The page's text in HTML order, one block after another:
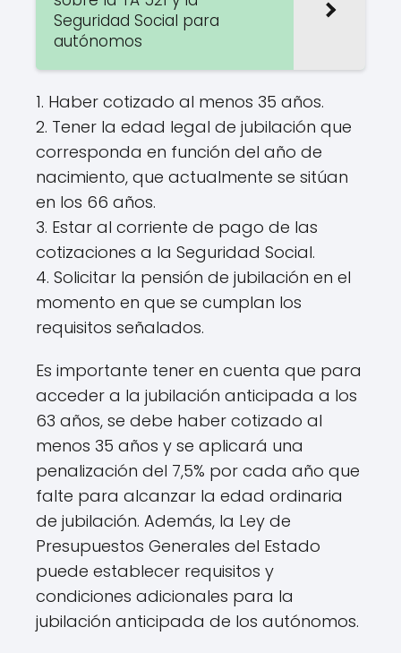
Seguridad Social para
autónomos
1. Haber cotizado al menos 35 años.
2. Tener la edad legal de jubilación que
corresponda en función del año de
nacimiento, que actualmente se sitúan
en los 66 años.
3. Estar al corriente de pago de las
cotizaciones a la Seguridad Social.
4. Solicitar la pensión de jubilación en el
momento en que se cumplan los
requisitos señalados.
Es importante tener en cuenta que para
acceder a la jubilación anticipada a los
63 años, se debe haber cotizado al
menos 35 años y se aplicará una
penalización del 7,5% por cada año que
falte para alcanzar la edad ordinaria
de jubilación. Además, la Ley de
Presupuestos Generales del Estado
puede establecer requisitos y
condiciones adicionales para la
jubilación anticipada de los autónomos.